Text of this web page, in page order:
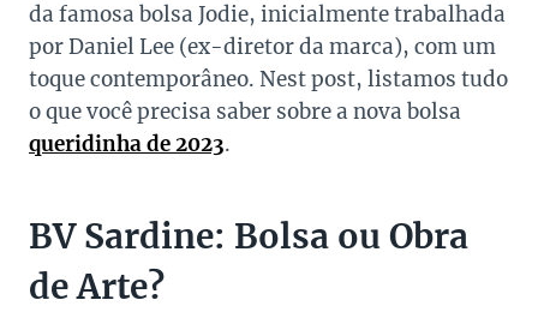
da famosa bolsa Jodie, inicialmente trabalhada
por Daniel Lee (ex-diretor da marca), com um
toque contemporâneo. Nest post, listamos tudo
o que você precisa saber sobre a nova bolsa
queridinha de 2023.
BV Sardine: Bolsa ou Obra
de Arte?